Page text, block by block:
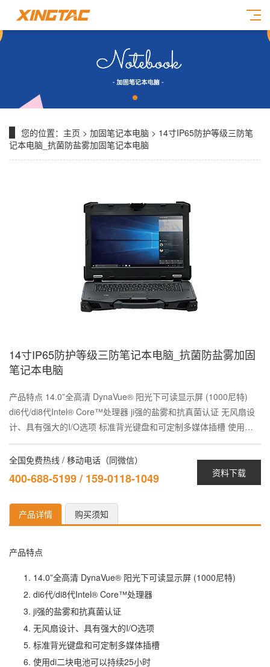
您的位置： 主页 > 加固笔记本电脑 > 14寸IP65防护等级三防笔
记本电脑_抗菌防盐雾加固笔记本电脑
14寸IP65防护等级三防笔记本电脑_抗菌防盐雾加固
笔记本电脑
产品特点 14.0”全高清 DynaVue® 阳光下可读显示屏 (1000尼特)
di6代/di8代Intel® Core™处理器 ji强的盐雾和抗真菌认证 无风扇设
计、具有强大的I/O选项 标准背光键盘和可定制多媒体插槽 使用…
资料下载
全国免费热线 / 移动电话（同微信）
400-688-5199 / 159-0118-1049
产品详情 购买须知
产品特点
14.0”全高清 DynaVue® 阳光下可读显示屏 (1000尼特)
di6代/di8代Intel® Core™处理器
ji强的盐雾和抗真菌认证
无风扇设计、具有强大的I/O选项
标准背光键盘和可定制多媒体插槽
使用di二块电池可以持续25小时